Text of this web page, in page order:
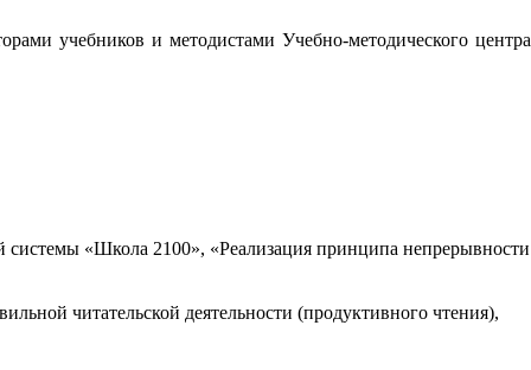
учебников и методистами Учебно-методического центра
«Школа 2100», «Реализация принципа непрерывности
читательской деятельности (продуктивного чтения),